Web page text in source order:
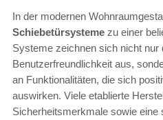
In der modernen
Schiebetürsysteme zu einer
Systeme zeichnen sich nicht nur
Benutzerfreundlichkeit aus,
an Funktionalitäten, die sich
auswirken. Viele etablierte
Sicherheitsmerkmale sowie